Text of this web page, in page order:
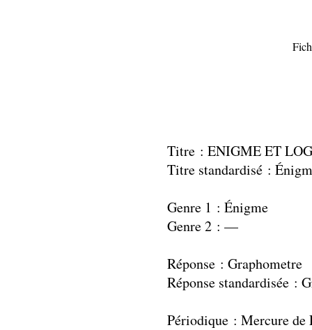
Titre : ENIGME ET
Titre standardisé :
Genre 1 : Énigme
Genre 2 : —
Réponse : Graphometre
Réponse standardisée :
Périodique : Mercure de